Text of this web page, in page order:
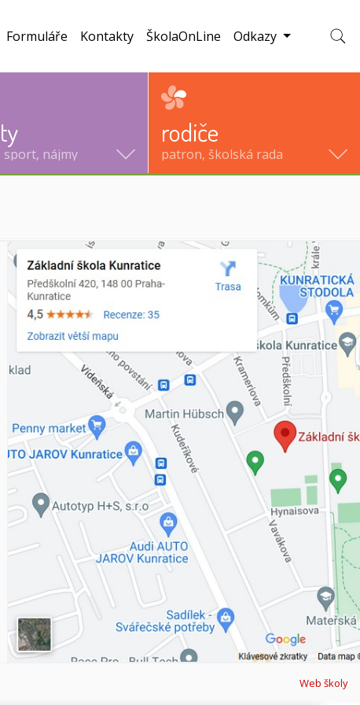
sport, nájmy
rodiče
patron, školská rada
Formuláře Kontakty ŠkolaOnLine Odkazy
Web školy